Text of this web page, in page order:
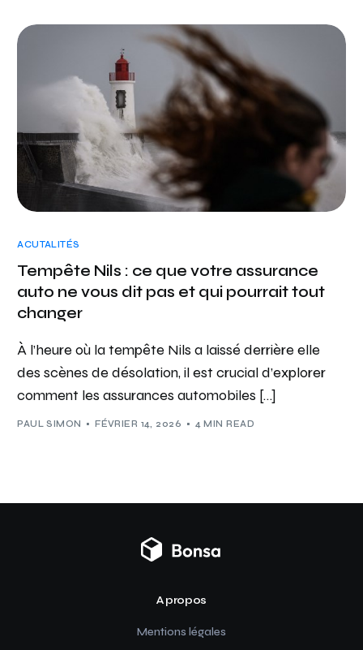
ACUTALITÉS
Tempête Nils : ce que votre assurance
auto ne vous dit pas et qui pourrait tout
changer
À l’heure où la tempête Nils a laissé derrière elle
des scènes de désolation, il est crucial d’explorer
comment les assurances automobiles […]
PAUL SIMON FÉVRIER 14, 2026 4 MIN READ
A propos
Mentions légales